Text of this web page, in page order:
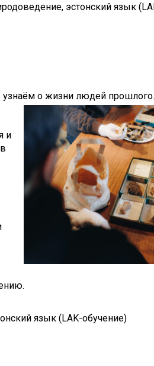
эстонский язык
о жизни людей
и
язык (LAK-обучение)